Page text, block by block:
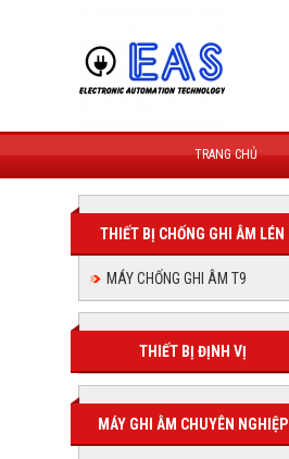
TRANG CHỦ
THIẾT BỊ CHỐNG GHI ÂM LÉN
MÁY CHỐNG GHI ÂM T9
THIẾT BỊ ĐỊNH VỊ
MÁY GHI ÂM CHUYÊN NGHIỆP